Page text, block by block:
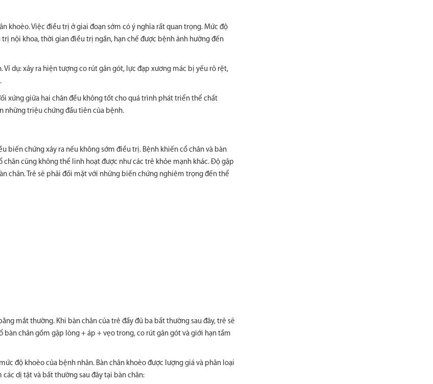
khoèo. Việc điều trị ở giai đoạn sớm có ý nghĩa rất quan trọng. Mức độ
nội khoa, thời gian điều trị ngắn, hạn chế được bệnh ảnh hưởng đến
dụ: xảy ra hiện tượng co rút gân gót, lực đạp xương mác bị yếu rõ rệt,
xứng giữa hai chân đều không tốt cho quá trình phát triển thể chất
những triệu chứng đầu tiên của bệnh.
biến chứng xảy ra nếu không sớm điều trị. Bệnh khiến cổ chân và bàn
cũng không thể linh hoạt được như các trẻ khỏe mạnh khác. Độ gập
chân. Trẻ sẽ phải đối mặt với những biến chứng nghiêm trọng đến thể
mắt thường. Khi bàn chân của trẻ đầy đủ ba bất thường sau đây, trẻ sẽ
bàn chân gồm gập lòng + áp + vẹo trong, co rút gân gót và giới hạn tầm
độ khoèo của bệnh nhân. Bàn chân khoèo được lượng giá và phân loại
các dị tật và bất thường sau đây tại bàn chân: